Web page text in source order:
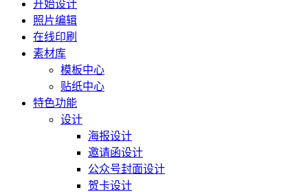
开始设计
照片编辑
在线印刷
素材库
模板中心
贴纸中心
特色功能
设计
海报设计
邀请函设计
公众号封面设计
贺卡设计